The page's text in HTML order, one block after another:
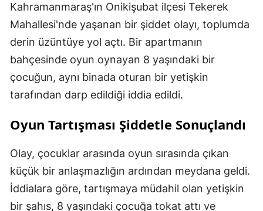
Kahramanmaraş'ın Onikişubat ilçesi Tekerek
Mahallesi'nde yaşanan bir şiddet olayı, toplumda
derin üzüntüye yol açtı. Bir apartmanın
bahçesinde oyun oynayan 8 yaşındaki bir
çocuğun, aynı binada oturan bir yetişkin
tarafından darp edildiği iddia edildi.
Oyun Tartışması Şiddetle Sonuçlandı
Olay, çocuklar arasında oyun sırasında çıkan
küçük bir anlaşmazlığın ardından meydana geldi.
İddialara göre, tartışmaya müdahil olan yetişkin
bir şahıs, 8 yaşındaki çocuğa tokat attı ve